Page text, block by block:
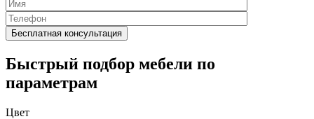
Быстрый подбор мебели по
параметрам
Цвет